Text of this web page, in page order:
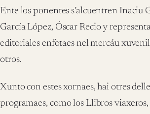
Ente los ponentes s’alcuentren Inaciu
García López, Óscar Recio y
editoriales enfotaes nel mercáu
otros.
Xunto con estes xornaes, hai otres
programaes, como los Llibros